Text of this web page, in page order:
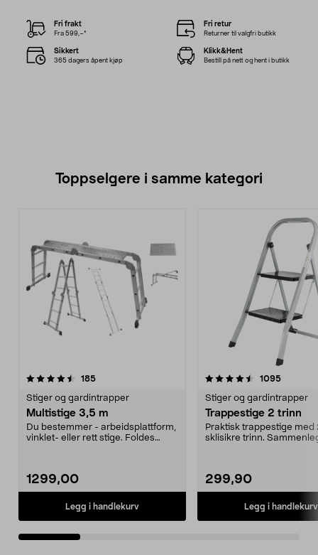
Fri frakt
Fra 599,–*
Fri retur
Returner til valgfri butikk
Sikkert
365 dagers åpent kjøp
Klikk&Hent
Bestill på nett og hent i butikk
Toppselgere i samme kategori
185anmeldelser
Stiger og gardintrapper
Multistige 3,5 m
Du bestemmer - arbeidsplattform,
vinklet- eller rett stige. Foldes
1299,00
Legg i handlekurv
4.5 av 5 stjerner 1095
Stiger og gardintrapper
Trappestige 2 trinn
Praktisk trappestige med
sklisikre trinn.
299,90
Legg i handlekurv
4.5 av 5 stjerner